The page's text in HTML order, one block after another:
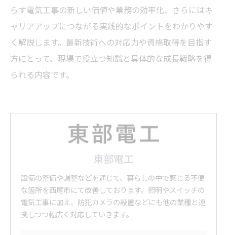
らす電気工事の新しい価値や業務の効率化、さらにはキ
ャリアアップにつながる実践的なポイントをわかりやす
く解説します。最新技術への対応力や資格取得を目指す
方にとって、現場で役立つ知識と具体的な成長戦略を得
られる内容です。
東部電工
設備の整備や調整などを通じて、暮らしの中で感じる不便
な箇所を西尾市にて改善しております。照明やスイッチの
電気工事に加え、防犯カメラの設置などにも他の業種と連
携しつつ幅広く対応していきます。